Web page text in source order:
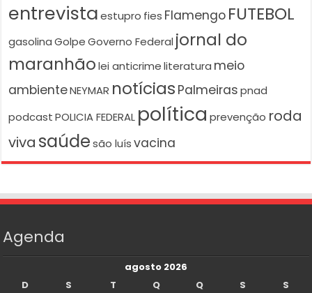
entrevista estupro fies Flamengo FUTEBOL
gasolina Golpe Governo Federal jornal do
maranhão lei anticrime literatura meio
ambienteNEYMAR notícias Palmeiras pnad
podcast POLICIA FEDERAL política prevenção roda
viva saúde são luís vacina
Agenda
agosto 2026
D
S T Q Q S
S